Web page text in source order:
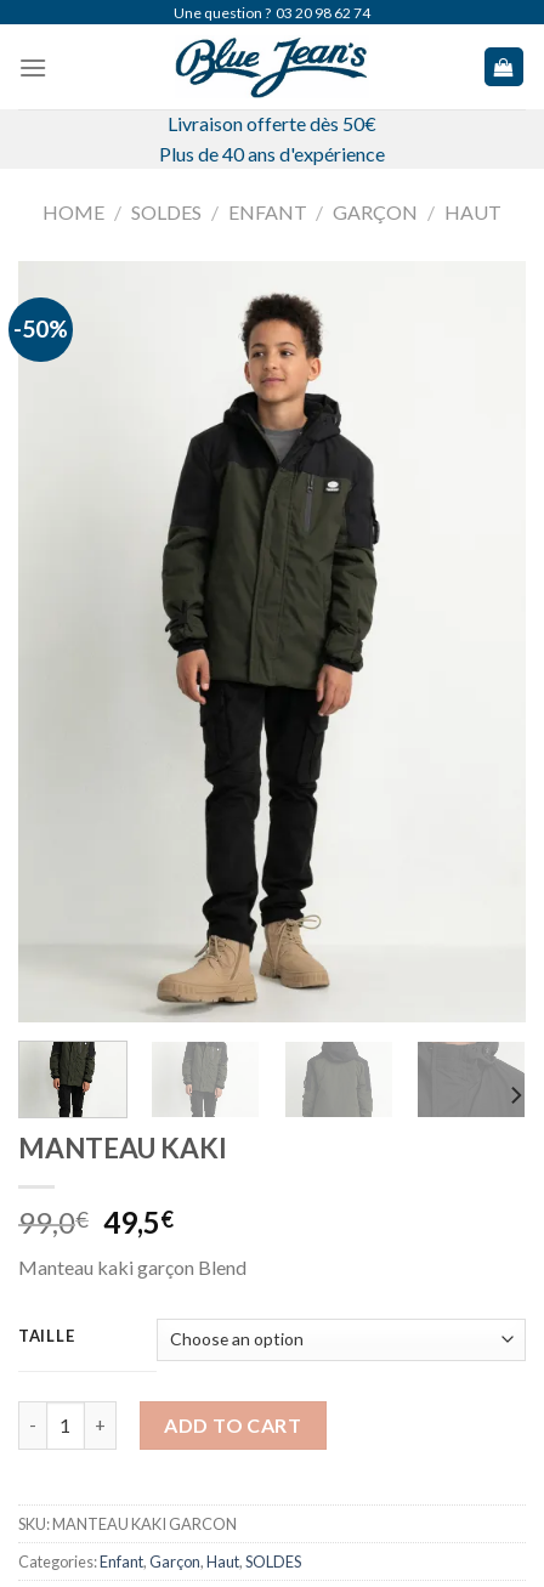
content
Une question ? 03 20 98 62 74
Livraison offerte dès 50€
Plus de 40 ans d'expérience
HOME / SOLDES / ENFANT / GARÇON / HAUT
-50%
MANTEAU KAKI
99,0€ 49,5€
Manteau kaki garçon Blend
TAILLE
ADD TO CART
SKU:MANTEAU KAKI GARCON
Categories:Enfant,Garçon,Haut,SOLDES